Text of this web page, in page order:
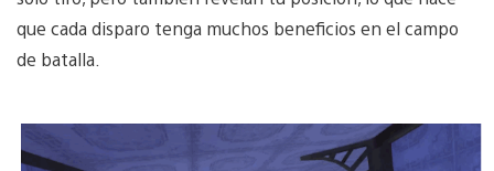
que cada disparo tenga muchos beneficios en el campo
de batalla.